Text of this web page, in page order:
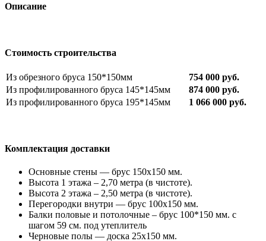
Описание
Стоимость строительства
Из обрезного бруса 150*150мм
754 000 руб.
Из профилированного бруса 145*145мм
874 000 руб.
Из профилированного бруса 195*145мм
1 066 000 руб.
Комплектация доставки
Основные стены — брус 150х150 мм.
Высота 1 этажа – 2,70 метра (в чистоте).
Высота 2 этажа – 2,50 метра (в чистоте).
Перегородки внутри — брус 100х150 мм.
Балки половые и потолочные – брус 100*150 мм. с
шагом 59 см. под утеплитель
Черновые полы — доска 25х150 мм.